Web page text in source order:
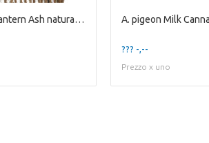
A. pigeon Lantern Ash natural / glass H9,7xD7,9
??? -,--
Prezzo x uno